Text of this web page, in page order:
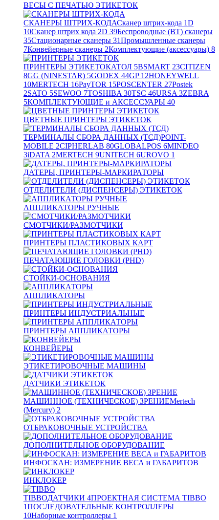
ВЕСЫ С ПЕЧАТЬЮ ЭТИКЕТОК
СКАНЕРЫ ШТРИХ-КОДАСканер штрих-кода 1D
10Сканер штрих кода 2D 39Беспроводные (BT) сканеры
35Стационарные сканеры 31Промышленные сканеры
7Конвейерные сканеры 2Комплектующие (аксессуары) 8
ПРИНТЕРЫ ЭТИКЕТОКАТОЛ 5BSMART 23CITIZEN
8GG (NINESTAR) 5GODEX 44GP12HONEYWELL
10MERTECH 16PayTOR 15POSCENTER 27Postek
2SATO 5SEWOO 7TOSHIBA 30TSC 46URSA 3ZEBRA
5КОМПЛЕКТУЮЩИЕ и АКСЕССУАРЫ 40
ЦВЕТНЫЕ ПРИНТЕРЫ ЭТИКЕТОК
ТЕРМИНАЛЫ СБОРА ДАННЫХ (ТСД)POINT-
MOBILE 2CIPHERLAB 80GLOBALPOS 6MINDEO
3iDATA 2MERTECH 9UNITECH 6UROVO 1
ДАТЕРЫ, ПРИНТЕРЫ-МАРКИРАТОРЫ
ОТДЕЛИТЕЛИ (ДИСПЕНСЕРЫ) ЭТИКЕТОК
АППЛИКАТОРЫ РУЧНЫЕ
СМОТЧИКИ/РАЗМОТЧИКИ
ПРИНТЕРЫ ПЛАСТИКОВЫХ КАРТ
ПЕЧАТАЮЩИЕ ГОЛОВКИ (PHD)
СТОЙКИ-ОСНОВАНИЯ
АППЛИКАТОРЫ
ПРИНТЕРЫ ИНДУСТРИАЛЬНЫЕ
ПРИНТЕРЫ АППЛИКАТОРЫ
КОНВЕЙЕРЫ
ЭТИКЕТИРОВОЧНЫЕ МАШИНЫ
ДАТЧИКИ ЭТИКЕТОК
МАШИННОЕ (ТЕХНИЧЕСКОЕ) ЗРЕНИЕMertech
(Mercury) 2
ОТБРАКОВОЧНЫЕ УСТРОЙСТВА
ДОПОЛНИТЕЛЬНОЕ ОБОРУДОВАНИЕ
ИНФОСКАН: ИЗМЕРЕНИЕ ВЕСА и ГАБАРИТОВ
ИНКЛОКЕР
TIBBOДАТЧИКИ 4ПРОЕКТНАЯ СИСТЕМА TIBBO
1ПОСЛЕДОВАТЕЛЬНЫЕ КОНТРОЛЛЕРЫ
10Наборные контроллеры 1